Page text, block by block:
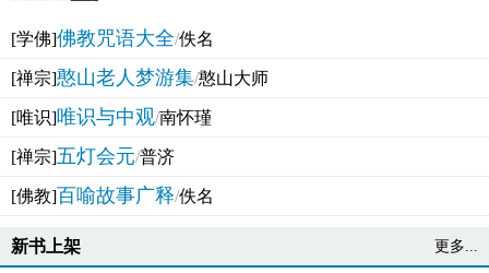
[学佛]佛教咒语大全/佚名
[禅宗]憨山老人梦游集/憨山大师
[唯识]唯识与中观/南怀瑾
[禅宗]五灯会元/普济
[佛教]百喻故事广释/佚名
新书上架 更多...